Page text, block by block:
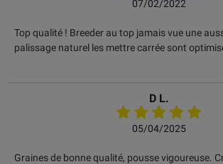
07/02/2022
Top qualité ! Breeder au top jamais vue une
palissage naturel les mettre carrée sont
D L.
05/04/2025
Graines de bonne qualité, pousse vigoureuse.